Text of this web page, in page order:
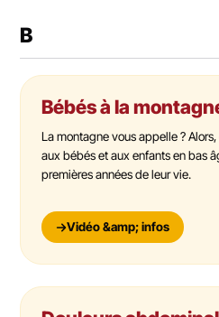
B
Bébés à la
La montagne vous appelle ?
aux bébés et aux enfants en bas
premières années de leur vie.
Vidéo &amp; infos